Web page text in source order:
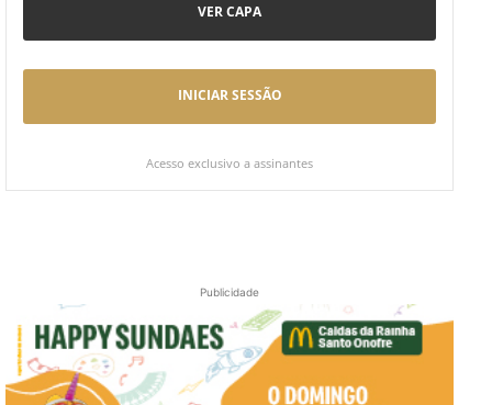
VER CAPA
INICIAR SESSÃO
Acesso exclusivo a assinantes
Publicidade